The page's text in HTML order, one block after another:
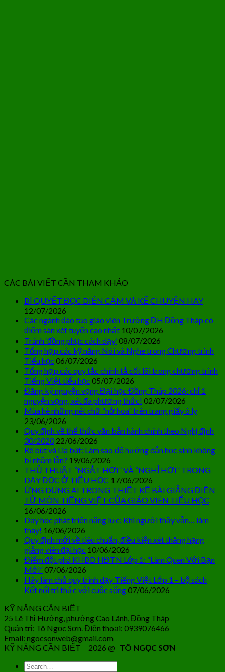
CÁC BÀI VIẾT CẦN THAM KHẢO
BÍ QUYẾT ĐỌC DIỄN CẢM VÀ KỂ CHUYỆN HAY
12/07/2026
Các ngành đào tạo giáo viên Trường ĐH Đồng Tháp có
điểm sàn xét tuyển cao nhất 10/07/2026
Tránh ‘đồng phục cách dạy’08/07/2026
Tổng hợp các kỹ năng Nói và Nghe trong Chương trình
Tiểu học 06/07/2026
Tổng hợp các quy tắc chính tả cốt lõi trong chương trình
Tiếng Việt tiểu học 05/07/2026
Đăng ký nguyện vọng Đại học Đồng Tháp 2026: chỉ 1
nguyện vọng, xét đa phương thức! 02/07/2026
Mùa hè những nét chữ “nở hoa” trên trang giấy ô ly
23/06/2026
Quy định về thể thức văn bản hành chính theo Nghị định
30/2020 22/06/2026
Rê bút và Lia bút: Làm sao để hướng dẫn học sinh không
bị nhầm lẫn? 19/06/2026
THỦ THUẬT “NGẮT HƠI” VÀ “NGHỈ HƠI” TRONG
DẠY ĐỌC Ở TIỂU HỌC 17/06/2026
ỨNG DỤNG AI TRONG THIẾT KẾ BÀI GIẢNG ĐIỆN
TỬ MÔN TIẾNG VIỆT CỦA GIÁO VIÊN TIỂU HỌC
16/06/2026
Dạy học phát triển năng lực: Khi người thầy vẫn… làm
thay! 16/06/2026
Quy định mới về tiêu chuẩn, điều kiện xét thăng hạng
giảng viên đại học 10/06/2026
Điểm đột phá KHBD HĐTN Lớp 1: “Làm Quen Với Bạn
Mới”07/06/2026
Hãy làm chủ quy trình dạy Tiếng Việt Lớp 1 – bộ sách
Kết nối tri thức với cuộc sống07/06/2026
KỸ NĂNG CẦN BIẾT
25 Lê Thị Hường, phường Cao Lãnh, Đồng Tháp
Quản trị: Tô Ngọc Sơn. Điện thoại: 0939076466
Email: ngocsonweb@gmail.com
KỸ NĂNG CẦN BIẾT 2026 @ TÔ NGỌC SƠN